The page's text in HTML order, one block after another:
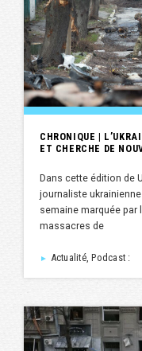
CHRONIQUE |
ET CHERCHE DE
Dans cette édition de
journaliste
semaine marquée
massacres de
► Actualité, Podcast :